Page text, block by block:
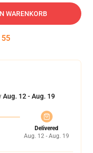
WARENKORB
54
Aug. 12 - Aug. 19
Delivered
Aug. 12 - Aug. 19